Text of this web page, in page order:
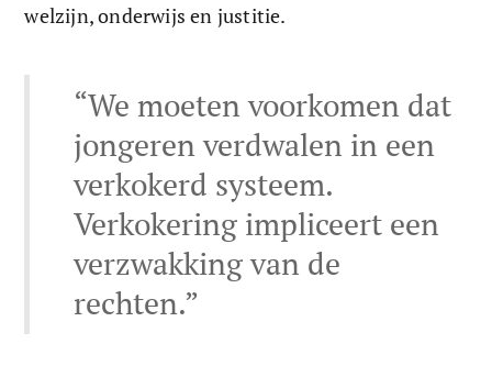
welzijn, onderwijs en justitie.
“We moeten voorkomen dat
jongeren verdwalen in een
verkokerd systeem.
Verkokering impliceert een
verzwakking van de
rechten.”